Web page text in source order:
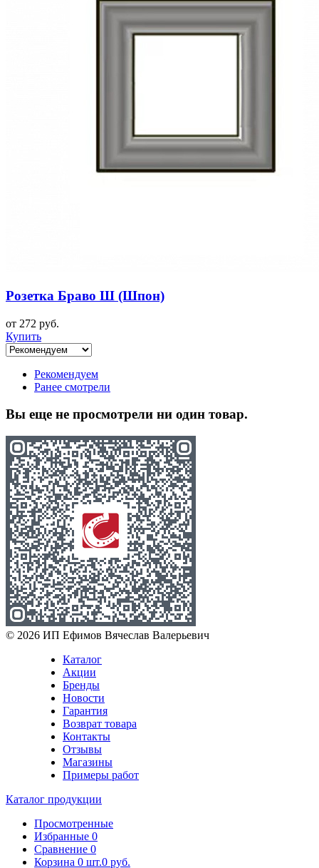
Розетка Браво Ш (Шпон)
от 272 руб.
Купить
Рекомендуем
Ранее смотрели
Вы еще не просмотрели ни один товар.
© 2026 ИП Ефимов Вячеслав Валерьевич
Каталог
Акции
Бренды
Новости
Гарантия
Возврат товара
Контакты
Отзывы
Магазины
Примеры работ
Каталог продукции
Просмотренные
Избранные 0
Сравнение 0
Корзина 0 шт.0 руб.